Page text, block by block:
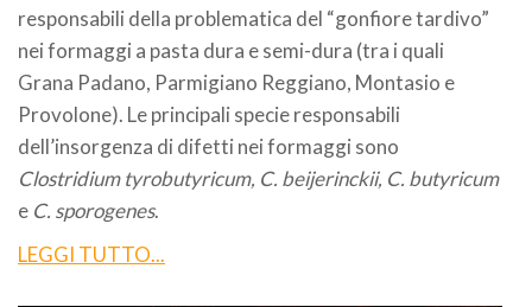
responsabili della problematica del “gonfiore tardivo”
nei formaggi a pasta dura e semi-dura (tra i quali
Grana Padano, Parmigiano Reggiano, Montasio e
Provolone). Le principali specie responsabili
dell’insorgenza di difetti nei formaggi sono
Clostridium tyrobutyricum, C. beijerinckii, C. butyricum
e C. sporogenes.
LEGGI TUTTO...